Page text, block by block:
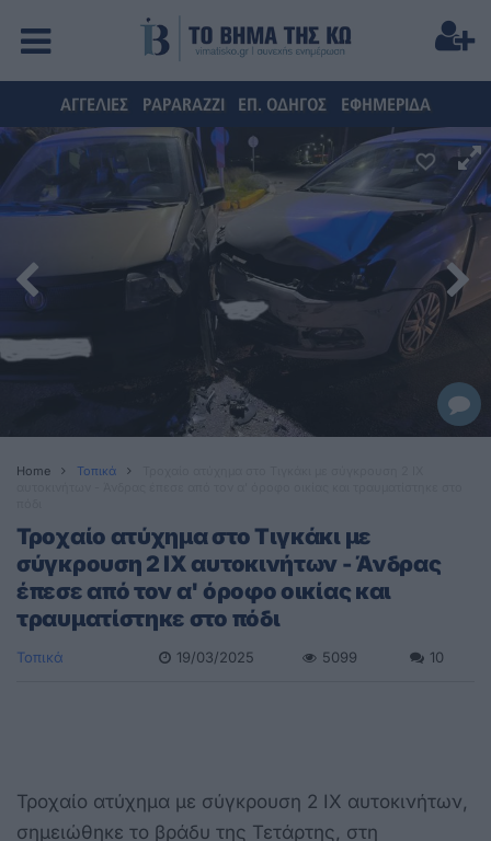
ΑΓΓΕΛΙΕΣ PAPARAZZI ΕΠ. ΟΔΗΓΟΣ ΕΦΗΜΕΡΙΔΑ
Home Τοπικά
Τροχαίο ατύχημα στο Τιγκάκι με
σύγκρουση 2 ΙΧ αυτοκινήτων - Άνδρας
έπεσε από τον α' όροφο οικίας και
τραυματίστηκε στο πόδι
Τοπικά 19/03/2025 5099 10
Τροχαίο ατύχημα με σύγκρουση 2 ΙΧ αυτοκινήτων,
σημειώθηκε το βράδυ της Τετάρτης, στη